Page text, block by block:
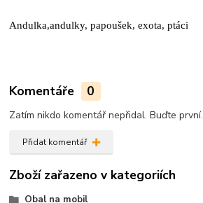
Andulka,andulky, papoušek, exota, ptáci
Komentáře 0
Zatím nikdo komentář nepřidal. Buďte první.
Přidat komentář
Zboží zařazeno v kategoriích
Obal na mobil